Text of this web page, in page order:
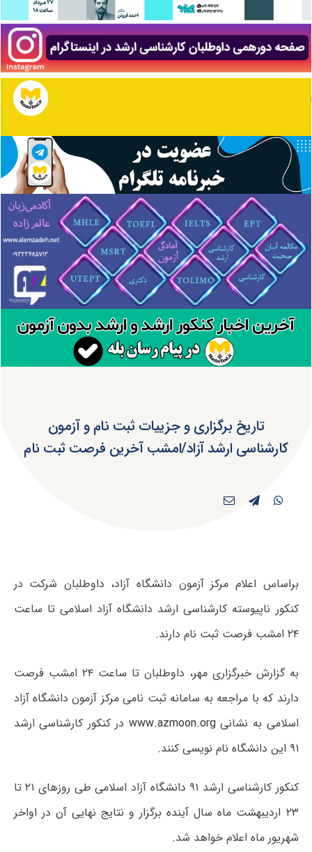
تاریخ برگزاری و جزییات ثبت نام و آزمون
کارشناسی ارشد آزاد/امشب آخرین فرصت ثبت نام
براساس اعلام مرکز آزمون دانشگاه آزاد، داوطلبان شرکت در
کنکور ناپیوسته کارشناسی ارشد دانشگاه آزاد اسلامی تا ساعت
۲۴ امشب فرصت ثبت نام دارند.
به گزارش خبرگزاری مهر، داوطلبان تا ساعت ۲۴ امشب فرصت
دارند که با مراجعه به سامانه ثبت نامی مرکز آزمون دانشگاه آزاد
اسلامی به نشانیwww.azmoon.org در کنکور کارشناسی ارشد
۹۱ این دانشگاه نام نویسی کنند.
کنکور کارشناسی ارشد ۹۱ دانشگاه آزاد اسلامی طی روزهای ۲۱ تا
۲۳ اردیبهشت ماه سال آینده برگزار و نتایج نهایی آن در اواخر
شهریور ماه اعلام خواهد شد.